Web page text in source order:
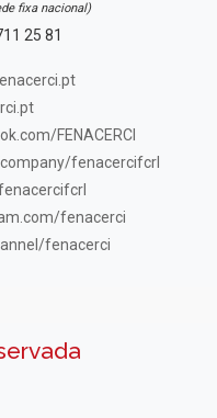
fixa nacional)
25 81
FENACERCI
fenacercifcrl
fenacerci
fenacerci